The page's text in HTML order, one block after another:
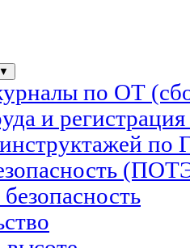
▼
по ОТ
и
по